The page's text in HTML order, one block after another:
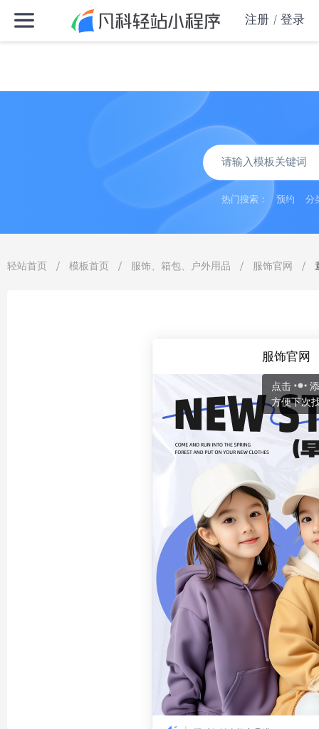
注册 登录
热门搜索： 预约 分
轻站首页 / 模板首页 / 服饰、箱包、户外用品 / 服饰官网 /